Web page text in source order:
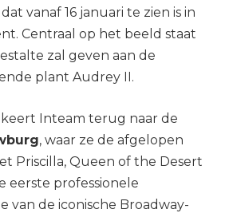
dat vanaf 16 januari te zien is in
Centraal op het beeld staat
zal geven aan de
plant Audrey II.
Inteam terug naar de
, waar ze de afgelopen
Priscilla, Queen of the Desert
eerste professionele
van de iconische Broadway-